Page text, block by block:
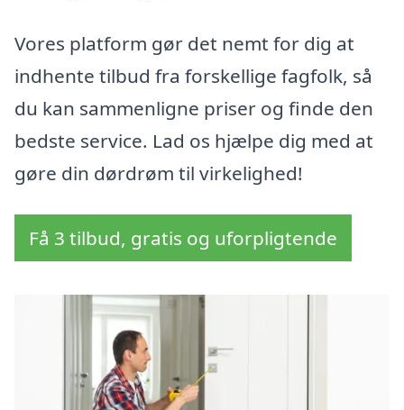
Vores platform gør det nemt for dig at
indhente tilbud fra forskellige fagfolk, så
du kan sammenligne priser og finde den
bedste service. Lad os hjælpe dig med at
gøre din dørdrøm til virkelighed!
Få 3 tilbud, gratis og uforpligtende